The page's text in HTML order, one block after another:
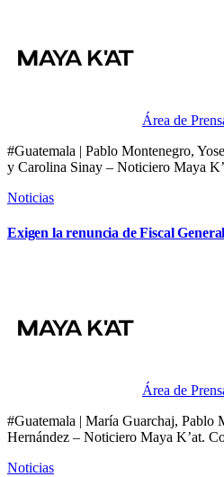
Área de
#Guatemala | Pablo Montenegro, Yoselin Valdéz, Marco Hernández
y Carolina Sinay – Noticiero Maya
Noticias
Exigen la renuncia de Fiscal General
Área de
#Guatemala | María Guarchaj, Pablo Montenegro y Marco
Hernández – Noticiero Maya K’at.
Noticias